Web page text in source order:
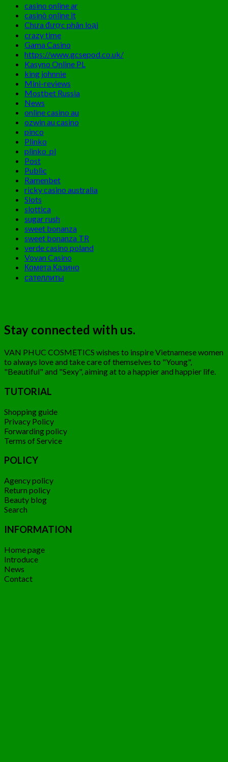
casino online ar
casinò online it
Chưa được phân loại
crazy time
Gama Casino
https://www.gcsepod.co.uk/
Kasyno Online PL
king johnnie
Mini-reviews
Mostbet Russia
News
online casino au
ozwin au casino
pinco
Plinko
plinko_pl
Post
Public
Ramenbet
ricky casino australia
Slots
slottica
sugar rush
sweet bonanza
sweet bonanza TR
verde casino poland
Vovan Casino
Комета Казино
сателлиты
Stay connected with us.
VAN PHUC COSMETICS wishes to inspire Vietnamese women
to always love and take care of themselves to "Young",
"Beautiful" and "Sexy", aiming at to a happier and happier life.
TUTORIAL
Shopping guide
Privacy Policy
Forwarding policy
Terms of Service
POLICY
Agency policy
Return policy
Beauty blog
Search
INFORMATION
Home page
Introduce
News
Contact